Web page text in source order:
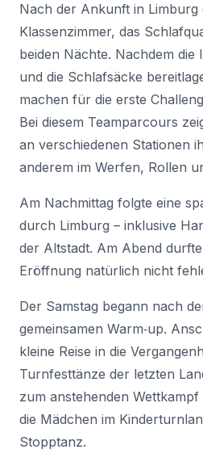
Nach der Ankunft in
Klassenzimmer, das
beiden Nächte. Nachdem die
und die Schlafsäcke
machen für die erste
Bei diesem Teamparcours
an verschiedenen Stationen
anderem im Werfen, Rollen
Am Nachmittag folgte eine
durch Limburg – inklusive
der Altstadt. Am Abend
Eröffnung natürlich nicht
Der Samstag begann nach
gemeinsamen Warm‑up.
kleine Reise in die
Turnfesttänze der letzten
zum anstehenden
die Mädchen im
Stopptanz.